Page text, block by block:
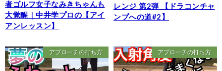
者ゴルフ女子なみきちゃんも
大覚醒｜中井学プロの【アイ
アンレッスン】
レンジ 第2弾 【ドラコンチャ
ンプへの道#2】
アプローチの打ち方 アプローチの打ち方